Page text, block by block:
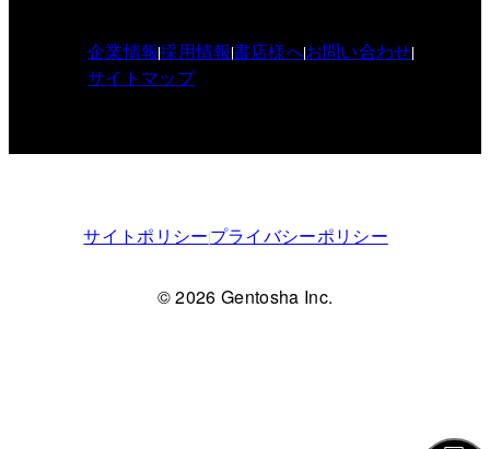
企業情報採用情報書店様へお問い合わせ
サイトマップ
サイトポリシープライバシーポリシー
© 2026 Gentosha Inc.